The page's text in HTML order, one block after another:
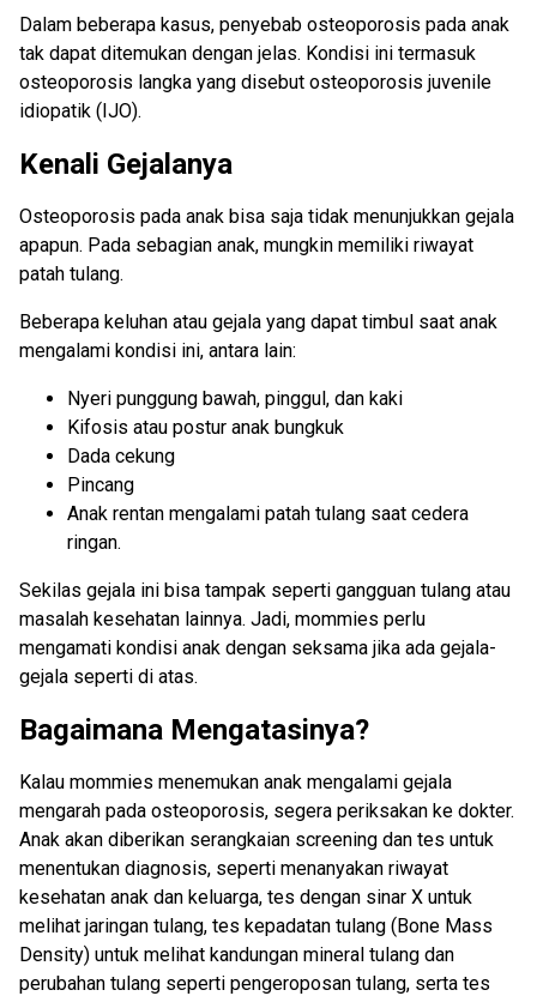
Dalam beberapa kasus, penyebab osteoporosis pada anak
tak dapat ditemukan dengan jelas. Kondisi ini termasuk
osteoporosis langka yang disebut osteoporosis juvenile
idiopatik (IJO).
Kenali Gejalanya
Osteoporosis pada anak bisa saja tidak menunjukkan gejala
apapun. Pada sebagian anak, mungkin memiliki riwayat
patah tulang.
Beberapa keluhan atau gejala yang dapat timbul saat anak
mengalami kondisi ini, antara lain:
Nyeri punggung bawah, pinggul, dan kaki
Kifosis atau postur anak bungkuk
Dada cekung
Pincang
Anak rentan mengalami patah tulang saat cedera
ringan.
Sekilas gejala ini bisa tampak seperti gangguan tulang atau
masalah kesehatan lainnya. Jadi, mommies perlu
mengamati kondisi anak dengan seksama jika ada gejala-
gejala seperti di atas.
Bagaimana Mengatasinya?
Kalau mommies menemukan anak mengalami gejala
mengarah pada osteoporosis, segera periksakan ke dokter.
Anak akan diberikan serangkaian screening dan tes untuk
menentukan diagnosis, seperti menanyakan riwayat
kesehatan anak dan keluarga, tes dengan sinar X untuk
melihat jaringan tulang, tes kepadatan tulang (Bone Mass
Density) untuk melihat kandungan mineral tulang dan
perubahan tulang seperti pengeroposan tulang, serta tes